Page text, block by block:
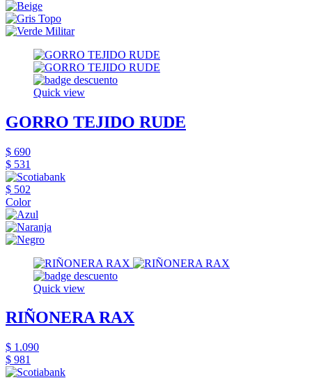
Quick view
GORRO TEJIDO RUDE
$ 690
$ 531
$ 502
Color
Quick view
RIÑONERA RAX
$ 1.090
$ 981